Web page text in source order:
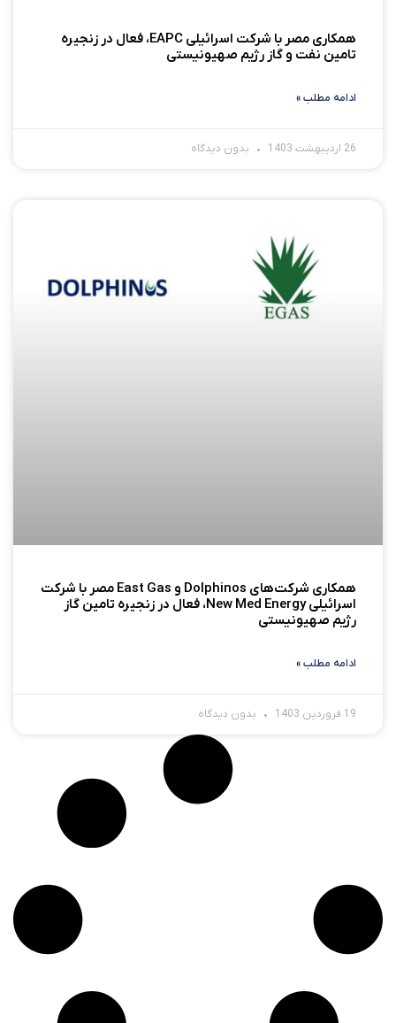
همکاری مصر با شرکت اسرائیلی EAPC، فعال در زنجیره
تامین نفت و گاز رژیم صهیونیستی
ادامه مطلب »
26 اردیبهشت 1403 بدون دیدگاه
همکاری شرکت‌های Dolphinos و East Gas مصر با شرکت
اسرائیلی New Med Energy، فعال در زنجیره تامین گاز
رژیم صهیونیستی
ادامه مطلب »
19 فروردین 1403 بدون دیدگاه